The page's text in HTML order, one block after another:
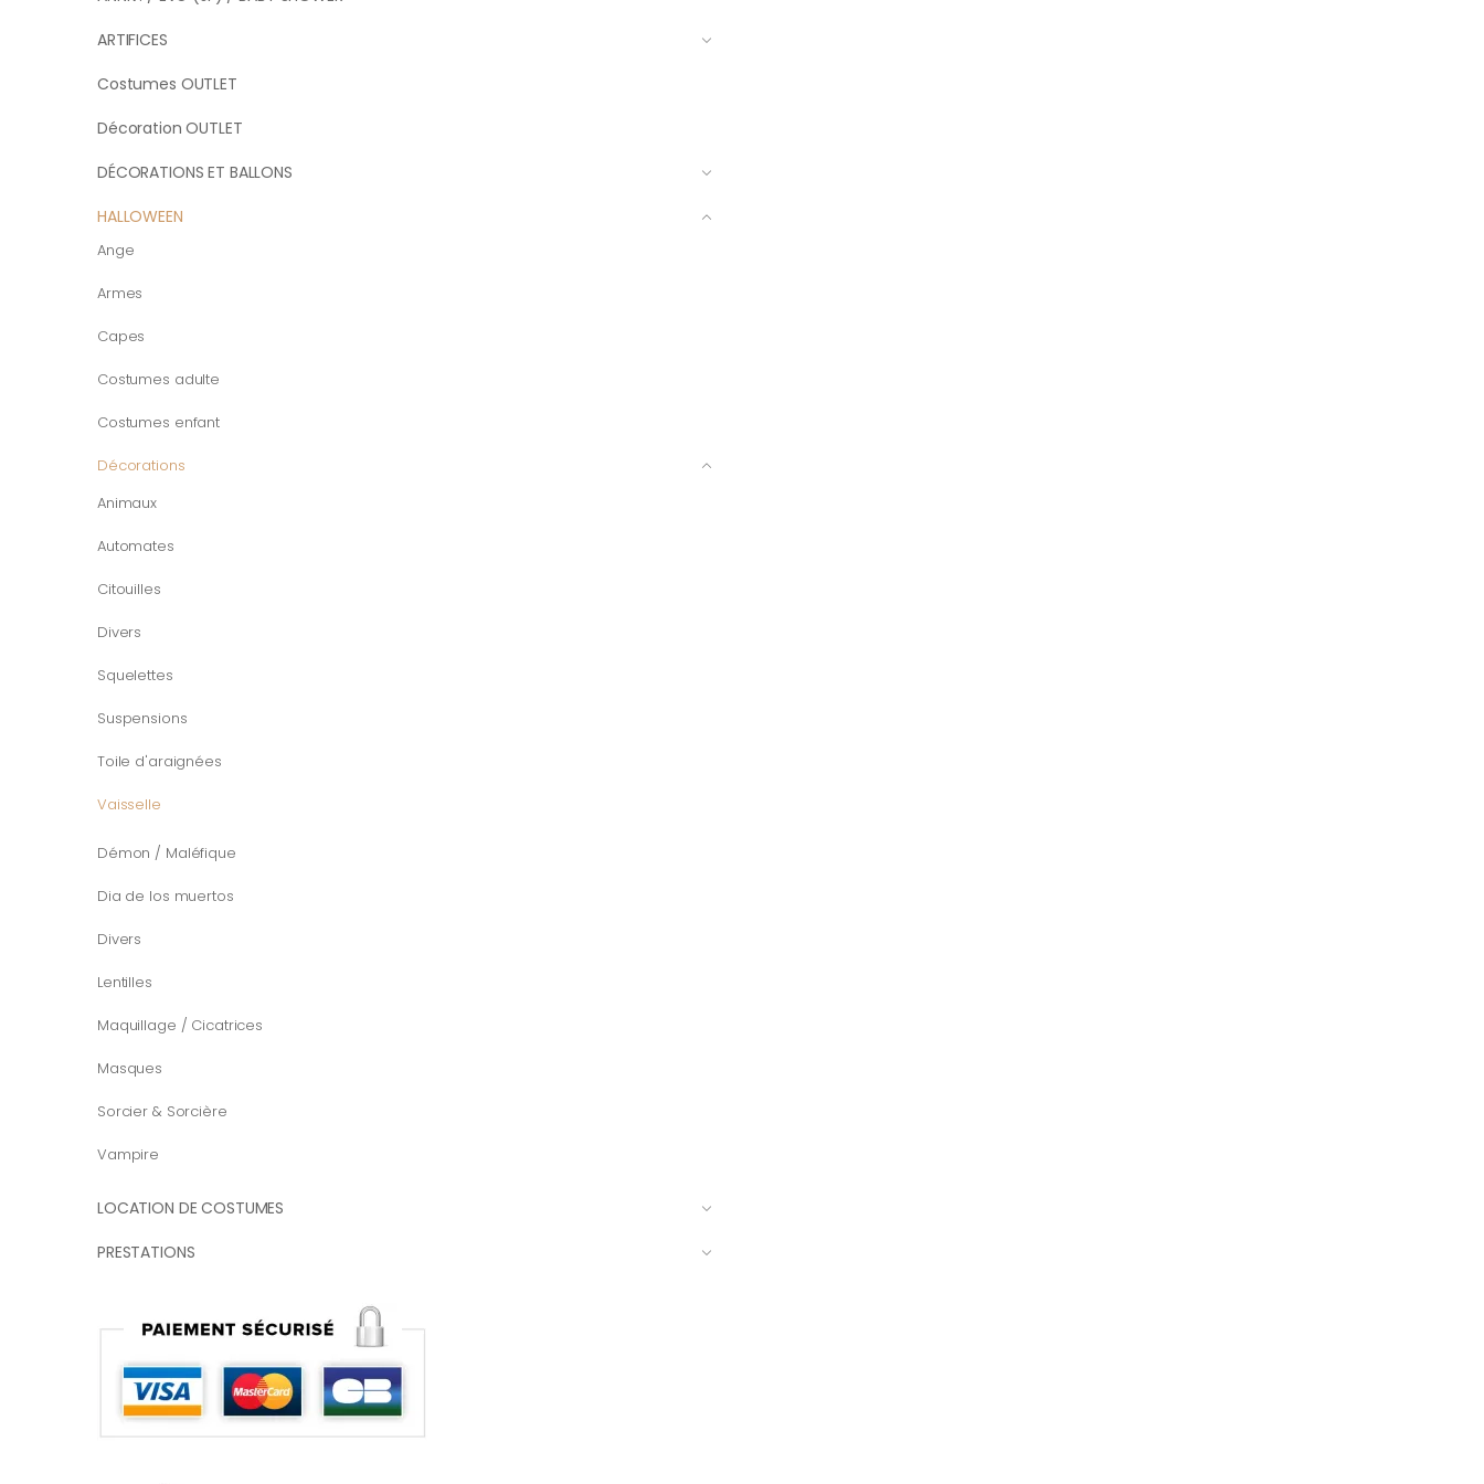
ARTIFICES
Costumes OUTLET
Décoration OUTLET
DÉCORATIONS ET BALLONS
HALLOWEEN
Ange
Armes
Capes
Costumes adulte
Costumes enfant
Décorations
Animaux
Automates
Citouilles
Divers
Squelettes
Suspensions
Toile d'araignées
Vaisselle
Démon / Maléfique
Dia de los muertos
Divers
Lentilles
Maquillage / Cicatrices
Masques
Sorcier & Sorcière
Vampire
LOCATION DE COSTUMES
PRESTATIONS